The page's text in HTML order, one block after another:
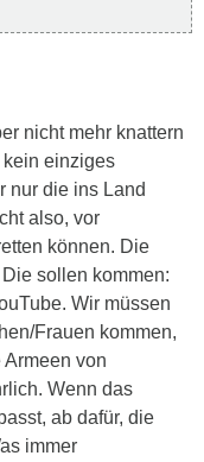
nicht mehr knattern
einziges
nur die ins Land
also, vor
können. Die
sollen kommen:
Wir müssen
Frauen kommen,
von
Wenn das
ab dafür, die
immer